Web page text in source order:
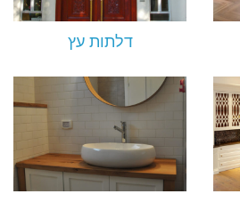
דלתות עץ